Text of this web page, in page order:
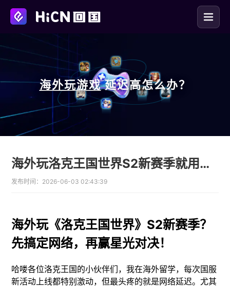
海外玩游戏 延迟高怎么办？
海外玩洛克王国世界S2新赛季就用HiCN回国加速器免费领时长
发布时间： 2026-06-03 02:43:39
海外玩《洛克王国世界》S2新赛季？
先搞定网络，再赢星光对决！
哈喽各位洛克王国的小伙伴们，我在海外留学，每次国服
新活动上线都特别激动，但最头疼的就是网络延迟。尤其